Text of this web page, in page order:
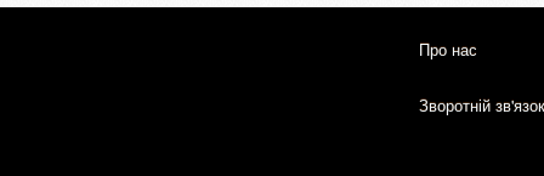
Про нас
Зворотній зв'язок